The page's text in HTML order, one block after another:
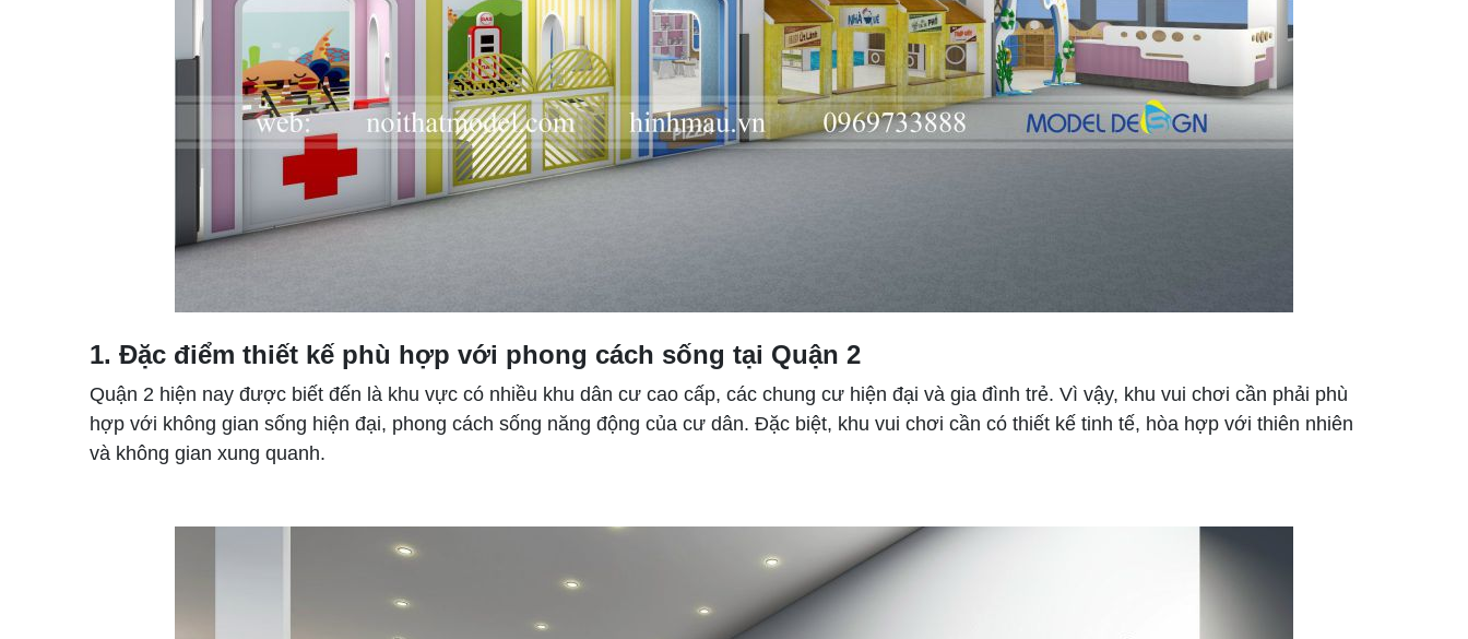
1. Đặc điểm thiết kế phù hợp với phong cách sống tại Quận 2
Quận 2 hiện nay được biết đến là khu vực có nhiều khu dân cư cao cấp, các chung cư hiện đại và gia đình trẻ. Vì vậy, khu vui chơi cần phải phù
hợp với không gian sống hiện đại, phong cách sống năng động của cư dân. Đặc biệt, khu vui chơi cần có thiết kế tinh tế, hòa hợp với thiên nhiên
và không gian xung quanh.